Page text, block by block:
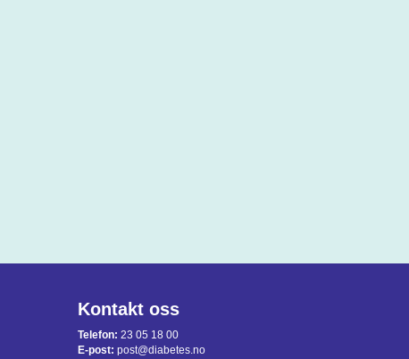
Kontakt oss
Telefon: 23 05 18 00
E-post: post@diabetes.no